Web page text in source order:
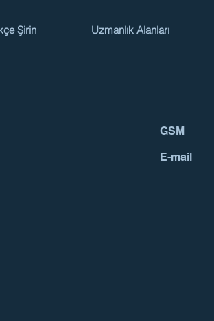
Şirin Uzmanlık Alanları
E-